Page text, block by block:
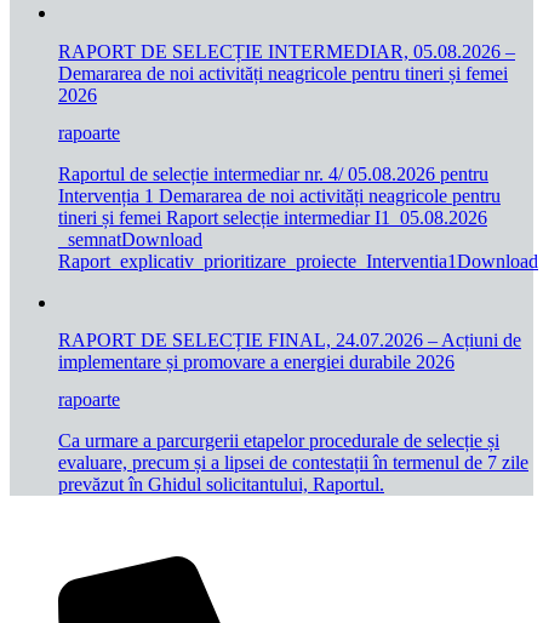
RAPORT DE SELECȚIE INTERMEDIAR, 05.08.2026 –
Demararea de noi activități neagricole pentru tineri și femei
2026
rapoarte
Raportul de selecție intermediar nr. 4/ 05.08.2026 pentru
Intervenția 1 Demararea de noi activități neagricole pentru
tineri și femei Raport selecție intermediar I1_05.08.2026
_semnatDownload
Raport_explicativ_prioritizare_proiecte_Interventia1Download
RAPORT DE SELECȚIE FINAL, 24.07.2026 – Acțiuni de
implementare și promovare a energiei durabile 2026
rapoarte
Ca urmare a parcurgerii etapelor procedurale de selecție și
evaluare, precum și a lipsei de contestații în termenul de 7 zile
prevăzut în Ghidul solicitantului, Raportul.